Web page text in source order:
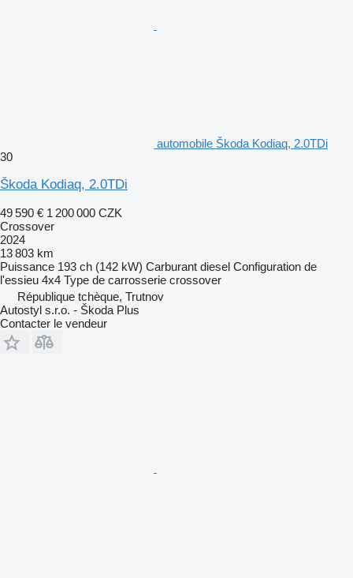
automobile Škoda Kodiaq, 2.0TDi
30
Škoda Kodiaq, 2.0TDi
49 590 € 1 200 000 CZK
Crossover
2024
13 803 km
Puissance 193 ch (142 kW) Carburant diesel Configuration de
l'essieu 4x4 Type de carrosserie crossover
République tchèque, Trutnov
Autostyl s.r.o. - Škoda Plus
Contacter le vendeur